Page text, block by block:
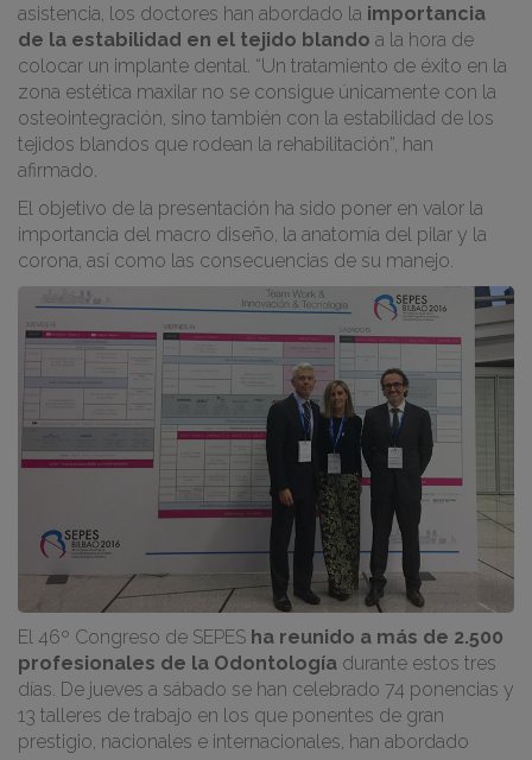
asistencia, los doctores han abordado la importancia
de la estabilidad en el tejido blando a la hora de
colocar un implante dental. “Un tratamiento de éxito en la
zona estética maxilar no se consigue únicamente con la
osteointegración, sino también con la estabilidad de los
tejidos blandos que rodean la rehabilitación”, han
afirmado.
El objetivo de la presentación ha sido poner en valor la
importancia del macro diseño, la anatomía del pilar y la
corona, así como las consecuencias de su manejo.
El 46º Congreso de SEPES ha reunido a más de 2.500
profesionales de la Odontología durante estos tres
días. De jueves a sábado se han celebrado 74 ponencias y
13 talleres de trabajo en los que ponentes de gran
prestigio, nacionales e internacionales, han abordado